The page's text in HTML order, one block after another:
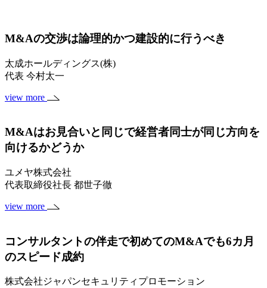
M&Aの交渉は論理的かつ建設的に行うべき
太成ホールディングス(株)
代表 今村太一
view more
M&Aはお見合いと同じで経営者同士が同じ方向を
向けるかどうか
ユメヤ株式会社
代表取締役社長 都世子徹
view more
コンサルタントの伴走で初めてのM&Aでも6カ月
のスピード成約
株式会社ジャパンセキュリティプロモーション